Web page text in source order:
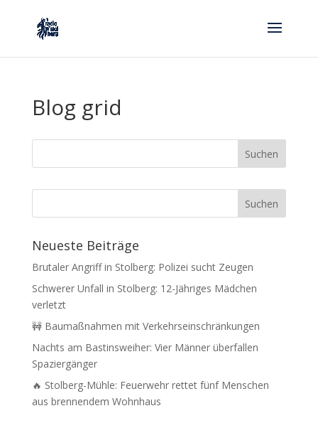
Blog grid
Neueste Beiträge
Brutaler Angriff in Stolberg: Polizei sucht Zeugen
Schwerer Unfall in Stolberg: 12-Jähriges Mädchen
verletzt
🚧 Baumaßnahmen mit Verkehrseinschränkungen
Nachts am Bastinsweiher: Vier Männer überfallen
Spaziergänger
🔥 Stolberg-Mühle: Feuerwehr rettet fünf Menschen
aus brennendem Wohnhaus